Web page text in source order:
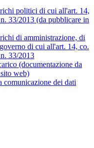
politici di cui all'art. 14,
33/2013 (da pubblicare in
di amministrazione, di
di cui all'art. 14, co.
33/2013
(documentazione da
web)
comunicazione dei dati